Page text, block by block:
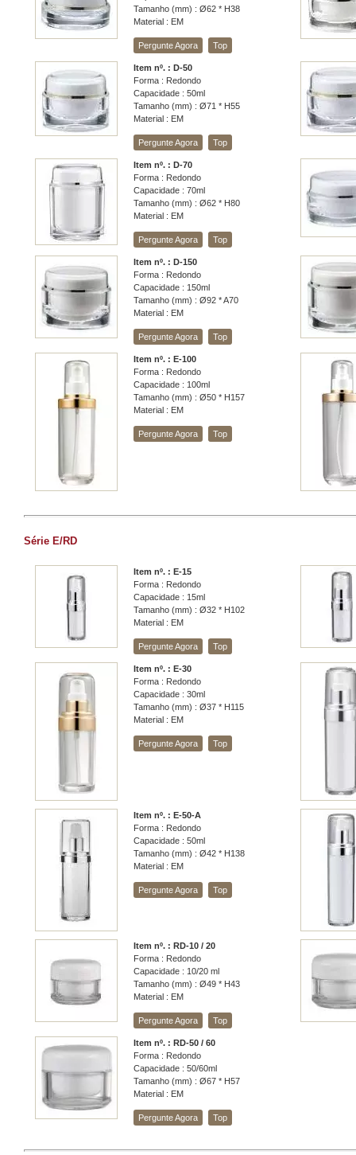
Tamanho (mm) : Ø62 * H38
Material : EM
Pergunte Agora Top
Item nº. : D-50
Forma : Redondo
Capacidade : 50ml
Tamanho (mm) : Ø71 * H55
Material : EM
Pergunte Agora Top
Item nº. : D-70
Forma : Redondo
Capacidade : 70ml
Tamanho (mm) : Ø62 * H80
Material : EM
Pergunte Agora Top
Item nº. : D-150
Forma : Redondo
Capacidade : 150ml
Tamanho (mm) : Ø92 * A70
Material : EM
Pergunte Agora Top
Item nº. : E-100
Forma : Redondo
Capacidade : 100ml
Tamanho (mm) : Ø50 * H157
Material : EM
Pergunte Agora Top
Série E/RD
Item nº. : E-15
Forma : Redondo
Capacidade : 15ml
Tamanho (mm) : Ø32 * H102
Material : EM
Pergunte Agora Top
Item nº. : E-30
Forma : Redondo
Capacidade : 30ml
Tamanho (mm) : Ø37 * H115
Material : EM
Pergunte Agora Top
Item nº. : E-50-A
Forma : Redondo
Capacidade : 50ml
Tamanho (mm) : Ø42 * H138
Material : EM
Pergunte Agora Top
Item nº. : RD-10 / 20
Forma : Redondo
Capacidade : 10/20 ml
Tamanho (mm) : Ø49 * H43
Material : EM
Pergunte Agora Top
Item nº. : RD-50 / 60
Forma : Redondo
Capacidade : 50/60ml
Tamanho (mm) : Ø67 * H57
Material : EM
Pergunte Agora Top